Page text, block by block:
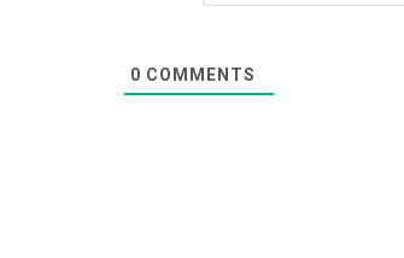
0 COMMENTS